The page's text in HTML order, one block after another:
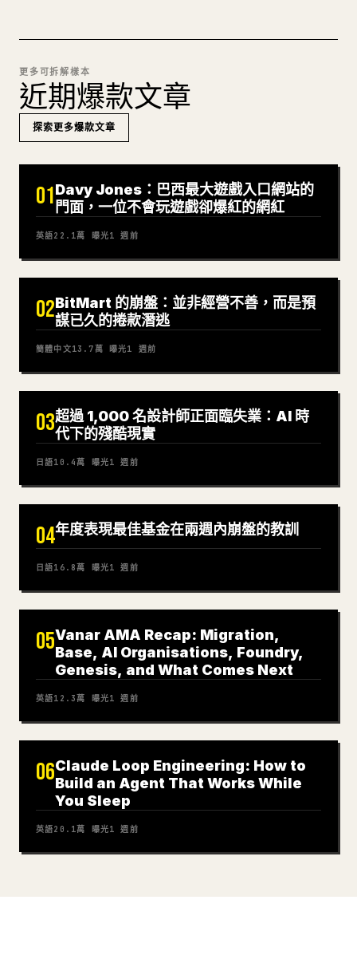
更多可拆解樣本
近期爆款文章
探索更多爆款文章
01Davy Jones：巴西最大遊戲入口網站的
門面，一位不會玩遊戲卻爆紅的網紅
英語22.1萬 曝光1 週前
02BitMart 的崩盤：並非經營不善，而是預
謀已久的捲款潛逃
簡體中文13.7萬 曝光1 週前
03超過 1,000 名設計師正面臨失業：AI 時
代下的殘酷現實
日語10.4萬 曝光1 週前
04年度表現最佳基金在兩週內崩盤的教訓
日語16.8萬 曝光1 週前
05Vanar AMA Recap: Migration,
Base, AI Organisations, Foundry,
Genesis, and What Comes Next
英語12.3萬 曝光1 週前
06Claude Loop Engineering: How to
Build an Agent That Works While
You Sleep
英語20.1萬 曝光1 週前